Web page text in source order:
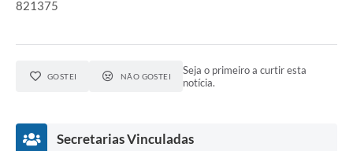
821375
GOSTEI NÃO GOSTEI
Seja o primeiro a curtir esta
notícia.
Secretarias Vinculadas